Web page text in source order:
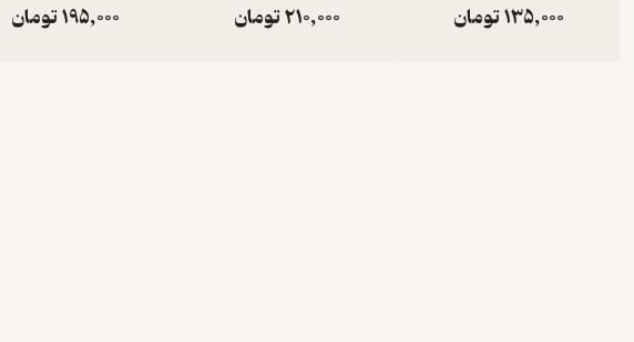
135,000تومان 210,000تومان 195,000تومان